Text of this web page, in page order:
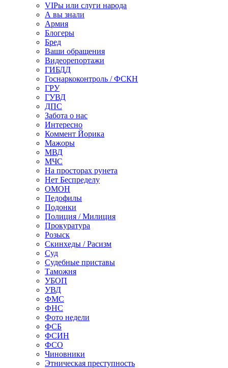
VIPы или слуги народа
А вы знали
Армия
Блогеры
Бред
Ваши обращения
Видеорепортажи
ГИБДД
Госнаркоконтроль / ФСКН
ГРУ
ГУВД
ДПС
Забота о нас
Интересно
Коммент Йорика
Мажоры
МВД
МЧС
На просторах рунета
Нет Беспределу
ОМОН
Педофилы
Подонки
Полиция / Милиция
Прокуратура
Розыск
Скинхеды / Расизм
Суд
Судебные приставы
Таможня
УБОП
УВД
ФМС
ФНС
Фото недели
ФСБ
ФСИН
ФСО
Чиновники
Этническая преступность